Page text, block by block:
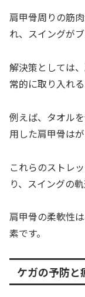
肩甲骨周りの筋
れ、スイングが
解決策としては
常的に取り入れ
例えば、タオル
用した肩甲骨は
これらのストレ
り、スイングの
肩甲骨の柔軟性
素です。
ケガの予防と